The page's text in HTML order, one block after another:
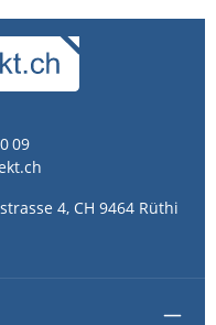
09
4, CH 9464 Rüthi